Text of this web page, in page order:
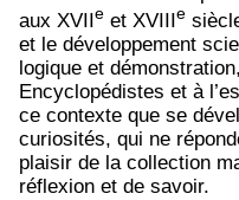
aux XVII e et XVIII e
et le développement
logique et
Encyclopédistes et à
ce contexte que se
curiosités, qui ne
plaisir de la collection
réflexion et de savoir.